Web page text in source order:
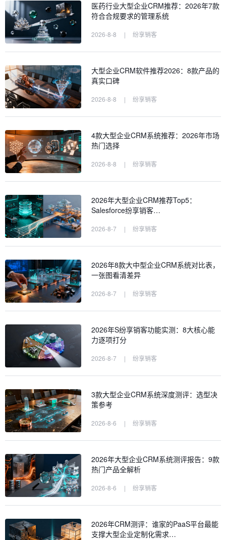
医药行业大型企业CRM推荐：2026年7款
符合合规要求的管理系统
2026-8-8 | 纷享销客
大型企业CRM软件推荐2026：8款产品的
真实口碑
2026-8-8 | 纷享销客
4款大型企业CRM系统推荐：2026年市场
热门选择
2026-8-8 | 纷享销客
2026年大型企业CRM推荐Top5：
Salesforce纷享销客…
2026-8-7 | 纷享销客
2026年8款大中型企业CRM系统对比表，
一张图看清差异
2026-8-7 | 纷享销客
2026年S纷享销客功能实测：8大核心能
力逐项打分
2026-8-7 | 纷享销客
3款大型企业CRM系统深度测评：选型决
策参考
2026-8-6 | 纷享销客
2026年大型企业CRM系统测评报告：9款
热门产品全解析
2026-8-6 | 纷享销客
2026年CRM测评：谁家的PaaS平台最能
支撑大型企业定制化需求…